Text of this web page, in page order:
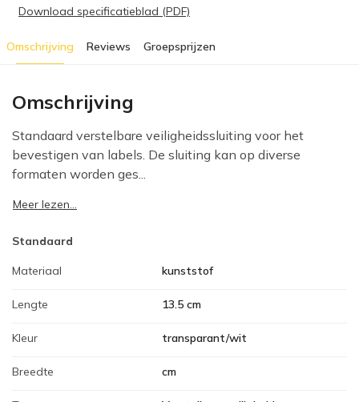
Download specificatieblad (PDF)
Omschrijving Reviews Groepsprijzen
Omschrijving
Standaard verstelbare veiligheidssluiting voor het
bevestigen van labels. De sluiting kan op diverse
formaten worden ges...
Meer lezen...
Standaard
Materiaal kunststof
Lengte 13.5 cm
Kleur transparant/wit
Breedte cm